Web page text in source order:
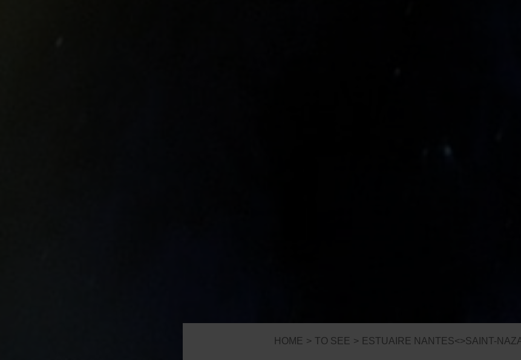
HOME TO SEE ESTUAIRE NANTES<>SAINT-